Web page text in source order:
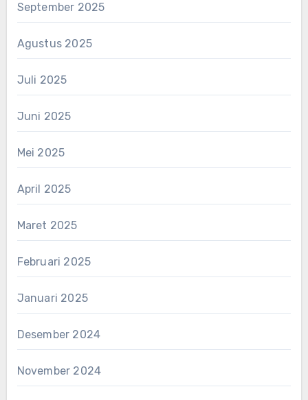
September 2025
Agustus 2025
Juli 2025
Juni 2025
Mei 2025
April 2025
Maret 2025
Februari 2025
Januari 2025
Desember 2024
November 2024